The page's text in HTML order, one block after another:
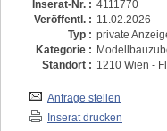
Inserat-Nr. : 4111770
Veröffentl. : 11.02.2026
Typ : private
Kategorie :
Standort : 1210 Wien -
Anfrage stellen
Inserat drucken